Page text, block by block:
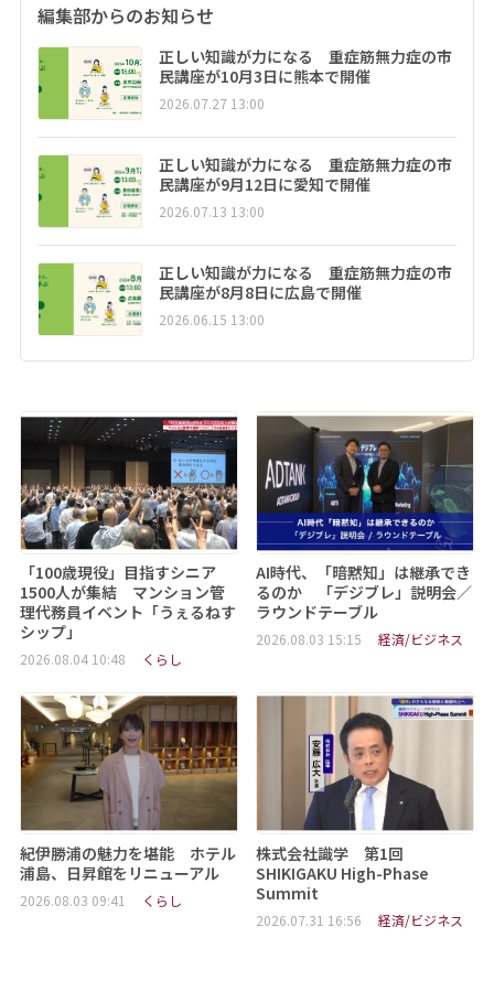
編集部からのお知らせ
正しい知識が力になる 重症筋無力症の市
民講座が10月3日に熊本で開催
2026.07.27 13:00
正しい知識が力になる 重症筋無力症の市
民講座が9月12日に愛知で開催
2026.07.13 13:00
正しい知識が力になる 重症筋無力症の市
民講座が8月8日に広島で開催
2026.06.15 13:00
「100歳現役」目指すシニア
1500人が集結 マンション管
理代務員イベント「うぇるねす
シップ」
2026.08.04 10:48 くらし
AI時代、「暗黙知」は継承でき
るのか 「デジブレ」説明会／
ラウンドテーブル
2026.08.03 15:15 経済/ビジネス
紀伊勝浦の魅力を堪能 ホテル
浦島、日昇館をリニューアル
2026.08.03 09:41 くらし
株式会社識学 第1回
SHIKIGAKU High-Phase
Summit
2026.07.31 16:56 経済/ビジネス